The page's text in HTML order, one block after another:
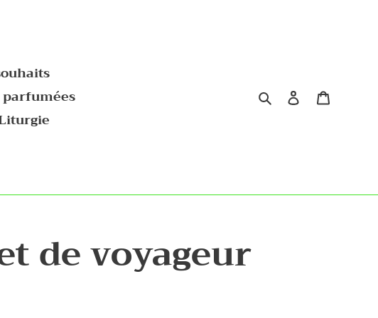
Rechercher
Se
de voyageur